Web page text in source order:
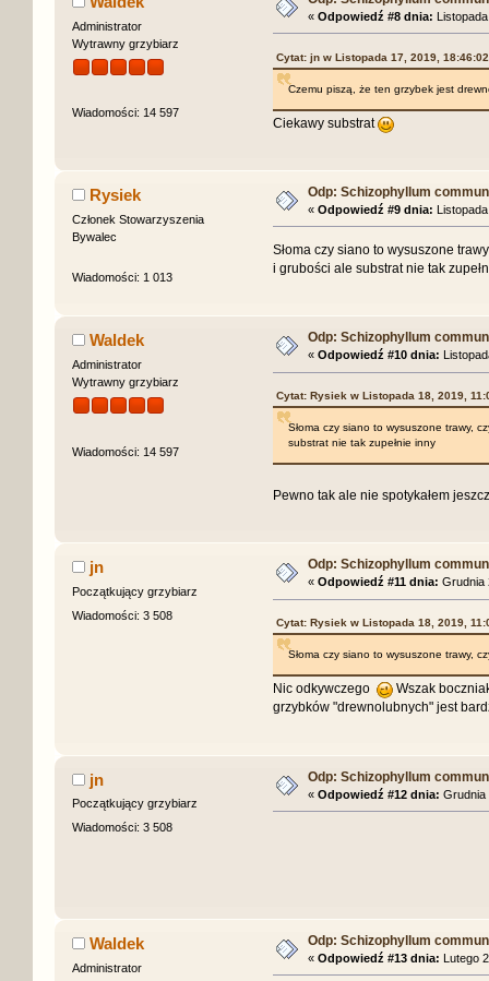
Administrator
Wytrawny grzybiarz
Wiadomości: 14 597
« Odpowiedź #8 dnia:
Cytat: jn w Listopada 17, 2019, 18:46:02
Czemu piszą, że ten grzybek jest
Ciekawy substrat
Rysiek
Członek Stowarzyszenia
Bywalec
Wiadomości: 1 013
Odp: Schizophyllum
« Odpowiedź #9 dnia:
Słoma czy siano to wysuszone
i grubości ale substrat nie tak
Waldek
Administrator
Wytrawny grzybiarz
Wiadomości: 14 597
Odp: Schizophyllum
« Odpowiedź #10 dnia:
Cytat: Rysiek w Listopada 18, 2019,
Słoma czy siano to wysuszone trawy,
substrat nie tak zupełnie inny
Pewno tak ale nie spotykałem
jn
Początkujący grzybiarz
Wiadomości: 3 508
Odp: Schizophyllum
« Odpowiedź #11 dnia: Grudnia
Cytat: Rysiek w Listopada 18, 2019,
Słoma czy siano to wysuszone trawy,
Nic odkywczego
Wszak
grzybków "drewnolubnych" jest
jn
Początkujący grzybiarz
Wiadomości: 3 508
Odp: Schizophyllum
« Odpowiedź #12 dnia: Grudnia
Waldek
Administrator
Odp: Schizophyllum
« Odpowiedź #13 dnia: Lutego